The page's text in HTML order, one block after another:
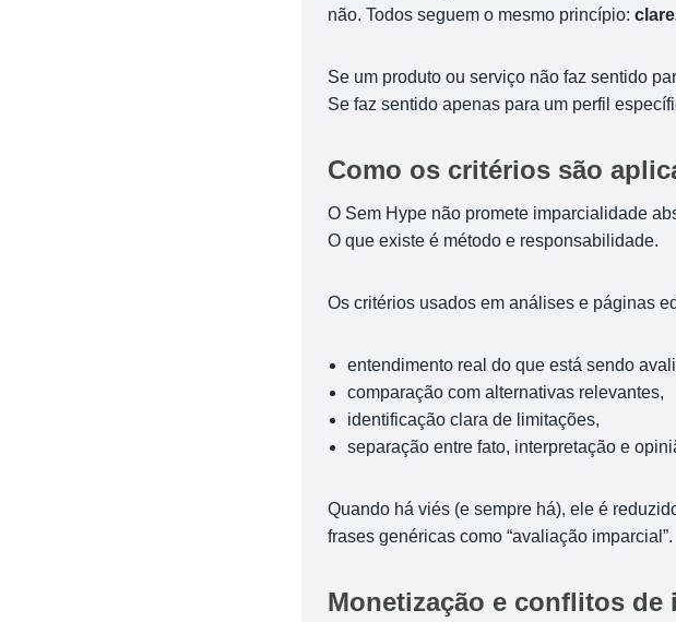
não. Todos seguem o mesmo princípio:
Se um produto ou serviço não faz sentido
Se faz sentido apenas para um perfil
Como os critérios são
O Sem Hype não promete imparcialidade
O que existe é método e responsabilidade.
Os critérios usados em análises e páginas
entendimento real do que está sendo
comparação com alternativas relevantes,
identificação clara de limitações,
separação entre fato, interpretação e
Quando há viés (e sempre há), ele é
frases genéricas como “avaliação imparcial”.
Monetização e conflitos de